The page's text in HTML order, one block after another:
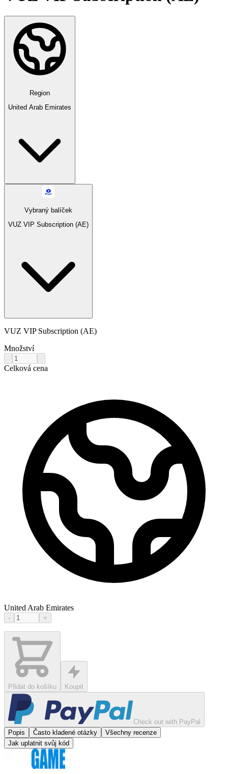
Region
United Arab Emirates
Vybraný balíček
VUZ VIP Subscription (AE)
VUZ VIP Subscription (AE)
Množství
Celková cena
United Arab Emirates
- +
Přidat do košíku Koupit
Check out with PayPal
Popis
Často kladené otázky
Všechny recenze
Jak uplatnit svůj kód